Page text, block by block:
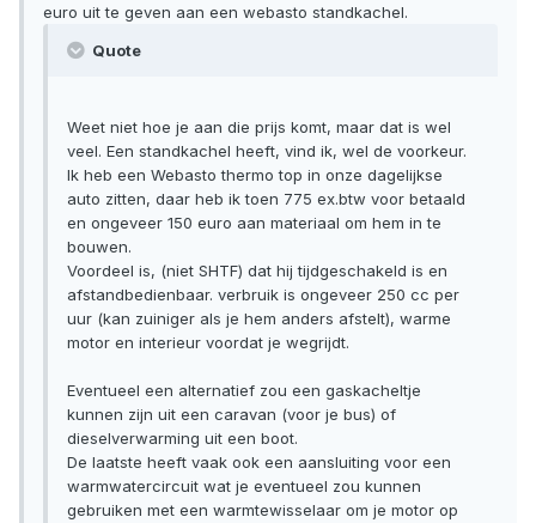
euro uit te geven aan een webasto standkachel.
Quote
Weet niet hoe je aan die prijs komt, maar dat is wel
veel. Een standkachel heeft, vind ik, wel de voorkeur.
Ik heb een Webasto thermo top in onze dagelijkse
auto zitten, daar heb ik toen 775 ex.btw voor betaald
en ongeveer 150 euro aan materiaal om hem in te
bouwen.
Voordeel is, (niet SHTF) dat hij tijdgeschakeld is en
afstandbedienbaar. verbruik is ongeveer 250 cc per
uur (kan zuiniger als je hem anders afstelt), warme
motor en interieur voordat je wegrijdt.
Eventueel een alternatief zou een gaskacheltje
kunnen zijn uit een caravan (voor je bus) of
dieselverwarming uit een boot.
De laatste heeft vaak ook een aansluiting voor een
warmwatercircuit wat je eventueel zou kunnen
gebruiken met een warmtewisselaar om je motor op